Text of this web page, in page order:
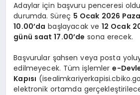
Adaylar için başvuru penceresi
durumda. Süreç 5 Ocak 2026
10.00’da başlayacak ve 12 Ocak
günü saat 17.00’de sona erecek.
Başvurular şahsen veya posta
edilmeyecek. Tüm işlemlere-
Kapısı
elektronik ortamda